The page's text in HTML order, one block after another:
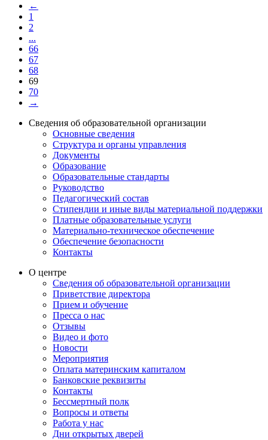
←
1
2
...
66
67
68
69
70
→
Сведения об образовательной организации
Основные сведения
Структура и органы управления
Документы
Образование
Образовательные стандарты
Руководство
Педагогический состав
Стипендии и иные виды материальной поддержки
Платные образовательные услуги
Материально-техническое обеспечение
Обеспечение безопасности
Контакты
О центре
Сведения об образовательной организации
Приветствие директора
Прием и обучение
Пресса о нас
Отзывы
Видео и фото
Новости
Мероприятия
Оплата материнским капиталом
Банковские реквизиты
Контакты
Бессмертный полк
Вопросы и ответы
Работа у нас
Дни открытых дверей